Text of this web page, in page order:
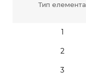
Тип елемента
1
2
3